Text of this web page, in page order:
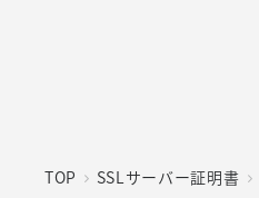
TOP SSLサーバー証明書